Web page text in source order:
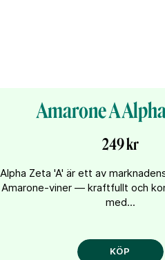
Amarone A
249 kr
Alpha Zeta 'A' är ett av
Amarone-viner — kraftfullt och
med...
KÖP